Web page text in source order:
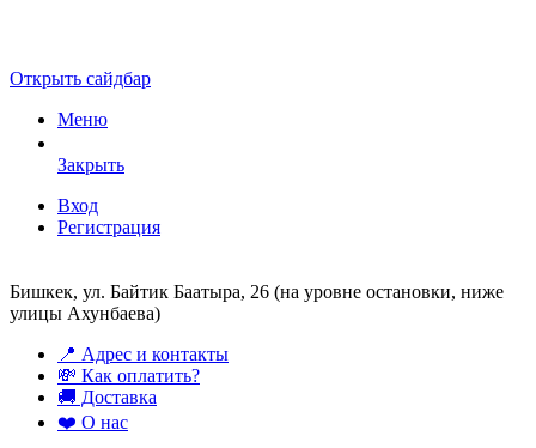
Открыть сайдбар
Меню
Закрыть
Вход
Регистрация
Бишкек, ул. Байтик Баатыра, 26 (на уровне остановки, ниже
улицы Ахунбаева)
📍 Адрес и контакты
💸 Как оплатить?
🚚 Доставка
❤️ О нас